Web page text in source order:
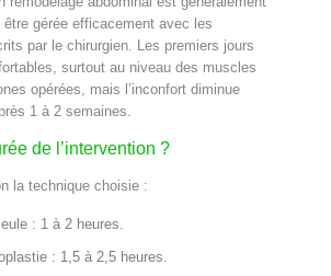
être gérée efficacement avec les
par le chirurgien. Les premiers jours
surtout au niveau des muscles
opérées, mais l’inconfort diminue
1 à 2 semaines.
de l’intervention ?
la technique choisie :
: 1 à 2 heures.
: 1,5 à 2,5 heures.